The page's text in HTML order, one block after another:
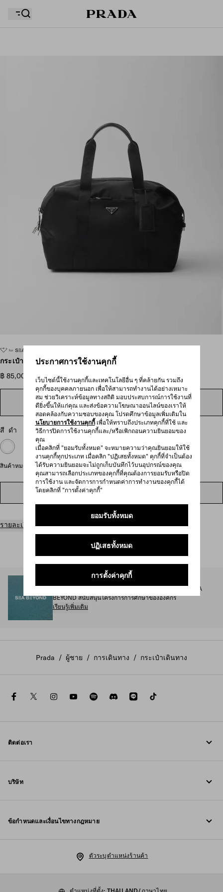
ประกาศการใช้งานคุกกี้
เว็บไซต์นี้ใช้งานคุกกี้และเทคโนโลยีอื่น ๆ ที่คล้ายกัน รวมถึง
คุกกี้ของบุคคลภายนอก เพื่อให้สามารถทำงานได้อย่างเหมาะ
สม ช่วยวิเคราะห์ข้อมูลทางสถิติ มอบประสบการณ์การใช้งานที่
ดียิ่งขึ้นให้แก่คุณ และส่งข้อความโฆษณาออนไลน์ของเราให้
สอดคล้องกับความชอบของคุณ โปรดศึกษาข้อมูลเพิ่มเติมใน
นโยบายการใช้งานคุกกี้เพื่อให้ทราบถึงประเภทคุกกี้ที่ใช้ และ
วิธีการปิดการใช้งานคุกกี้และ/หรือเพิกถอนความยินยอมของ
คุณ
เมื่อคลิกที่ "ยอมรับทั้งหมด" จะหมายความว่าคุณยินยอมให้ใช้
งานคุกกี้ทุกประเภท เมื่อคลิก "ปฏิเสธทั้งหมด" คุกกี้ที่จำเป็นต้อง
ได้รับความยินยอมจะไม่ถูกเก็บบันทึกไว้บนอุปกรณ์ของคุณ
คุณสามารถเลือกประเภทของคุกกี้ที่คุณต้องการยอมรับหรือปิด
การใช้งาน และจัดการการกำหนดค่าการทำงานของคุกกี้ได้
โดยคลิกที่ "การตั้งค่าคุกกี้"
ยอมรับทั้งหมด
ปฏิเสธทั้งหมด
การตั้งค่าคุกกี้
ถุงช้อปปิ้งของคุณว่างเปล่า
กระเป๋าดัฟเฟิล Re-Nylon และหนัง Saffiano
฿ 85,000
ค้นหาในร้านสาขา
สี ดำ
สินค้าหมดทางออนไลน์
ค้นหาในร้านสาขา
รายละเอียดสินค้า
SEA BEYOND
1% ของรายได้จากคอลเลกชัน Prada Re-Nylon สำหรับ SEA
BEYOND สนับสนุนโครงการการศึกษาขององค์กร
เรียนรู้เพิ่มเติม
Prada / ผู้ชาย / การเดินทาง / กระเป๋าเดินทาง
facebooktwitterinstagramyoutubespotifydiscord
line
ติดต่อเรา
บริษัท
ข้อกำหนดและเงื่อนไขทางกฎหมาย
ตัวระบุตำแหน่งร้านค้า